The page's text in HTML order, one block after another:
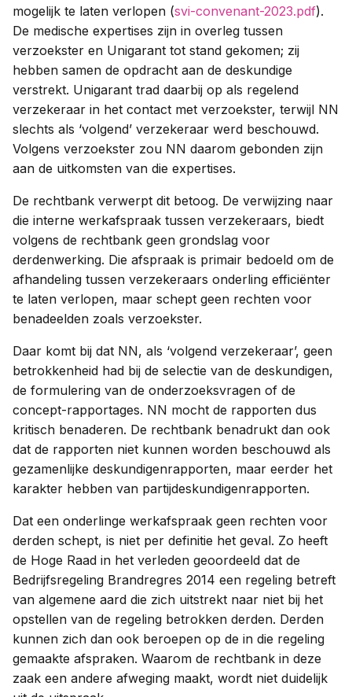
mogelijk te laten verlopen (svi-convenant-2023.pdf).
De medische expertises zijn in overleg tussen
verzoekster en Unigarant tot stand gekomen; zij
hebben samen de opdracht aan de deskundige
verstrekt. Unigarant trad daarbij op als regelend
verzekeraar in het contact met verzoekster, terwijl NN
slechts als ‘volgend’ verzekeraar werd beschouwd.
Volgens verzoekster zou NN daarom gebonden zijn
aan de uitkomsten van die expertises.
De rechtbank verwerpt dit betoog. De verwijzing naar
die interne werkafspraak tussen verzekeraars, biedt
volgens de rechtbank geen grondslag voor
derdenwerking. Die afspraak is primair bedoeld om de
afhandeling tussen verzekeraars onderling efficiënter
te laten verlopen, maar schept geen rechten voor
benadeelden zoals verzoekster.
Daar komt bij dat NN, als ‘volgend verzekeraar’, geen
betrokkenheid had bij de selectie van de deskundigen,
de formulering van de onderzoeksvragen of de
concept-rapportages. NN mocht de rapporten dus
kritisch benaderen. De rechtbank benadrukt dan ook
dat de rapporten niet kunnen worden beschouwd als
gezamenlijke deskundigenrapporten, maar eerder het
karakter hebben van partijdeskundigenrapporten.
Dat een onderlinge werkafspraak geen rechten voor
derden schept, is niet per definitie het geval. Zo heeft
de Hoge Raad in het verleden geoordeeld dat de
Bedrijfsregeling Brandregres 2014 een regeling betreft
van algemene aard die zich uitstrekt naar niet bij het
opstellen van de regeling betrokken derden. Derden
kunnen zich dan ook beroepen op de in die regeling
gemaakte afspraken. Waarom de rechtbank in deze
zaak een andere afweging maakt, wordt niet duidelijk